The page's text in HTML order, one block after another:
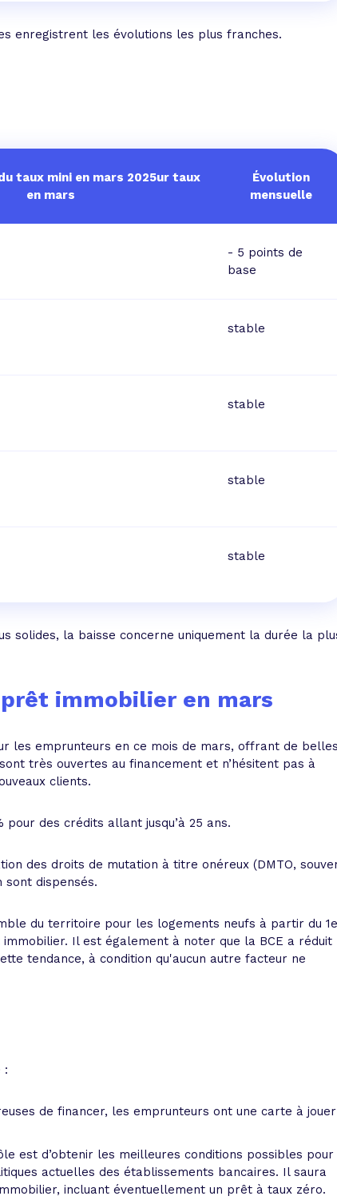
enregistrent les évolutions les plus franches.
taux mini en mars 2025ur taux
en mars
Évolution
mensuelle
- 5 points de
base
stable
stable
stable
stable
solides, la baisse concerne uniquement la durée la
immobilier en mars
les emprunteurs en ce mois de mars, offrant de
très ouvertes au financement et n’hésitent pas à
clients.
des crédits allant jusqu’à 25 ans.
des droits de mutation à titre onéreux (DMTO,
dispensés.
du territoire pour les logements neufs à partir du
Il est également à noter que la BCE a réduit
tendance, à condition qu'aucun autre facteur ne
:
de financer, les emprunteurs ont une carte à jouer
est d’obtenir les meilleures conditions possibles pour
actuelles des établissements bancaires. Il saura
incluant éventuellement un prêt à taux zéro.